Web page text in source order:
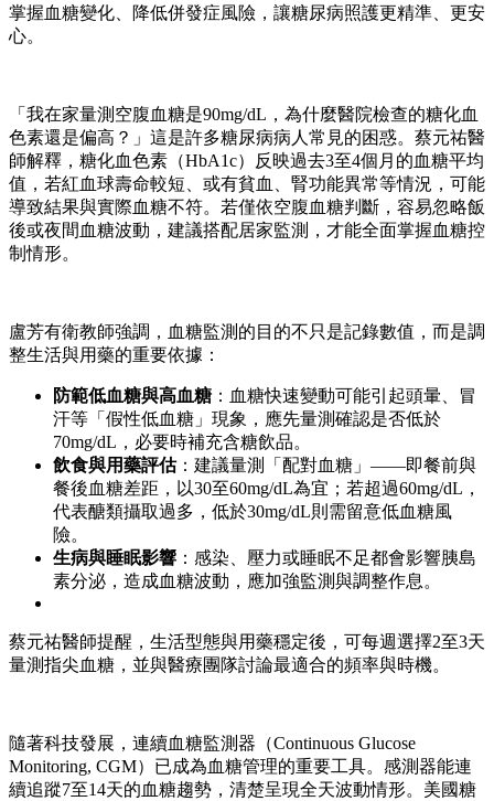
掌握血糖變化、降低併發症風險，讓糖尿病照護更精準、更安
心。
「我在家量測空腹血糖是90mg/dL，為什麼醫院檢查的糖化血
色素還是偏高？」這是許多糖尿病病人常見的困惑。蔡元祐醫
師解釋，糖化血色素（HbA1c）反映過去3至4個月的血糖平均
值，若紅血球壽命較短、或有貧血、腎功能異常等情況，可能
導致結果與實際血糖不符。若僅依空腹血糖判斷，容易忽略飯
後或夜間血糖波動，建議搭配居家監測，才能全面掌握血糖控
制情形。
盧芳有衛教師強調，血糖監測的目的不只是記錄數值，而是調
整生活與用藥的重要依據：
防範低血糖與高血糖 ：血糖快速變動可能引起頭暈、冒
汗等「假性低血糖」現象，應先量測確認是否低於
70mg/dL，必要時補充含糖飲品。
飲食與用藥評估：建議量測「配對血糖」——即餐前與
餐後血糖差距，以30至60mg/dL為宜；若超過60mg/dL，
代表醣類攝取過多，低於30mg/dL則需留意低血糖風
險。
生病與睡眠影響 ：感染、壓力或睡眠不足都會影響胰島
素分泌，造成血糖波動，應加強監測與調整作息。
蔡元祐醫師提醒，生活型態與用藥穩定後，可每週選擇2至3天
量測指尖血糖，並與醫療團隊討論最適合的頻率與時機。
隨著科技發展，連續血糖監測器（Continuous Glucose
Monitoring, CGM）已成為血糖管理的重要工具。感測器能連
續追蹤7至14天的血糖趨勢，清楚呈現全天波動情形。美國糖